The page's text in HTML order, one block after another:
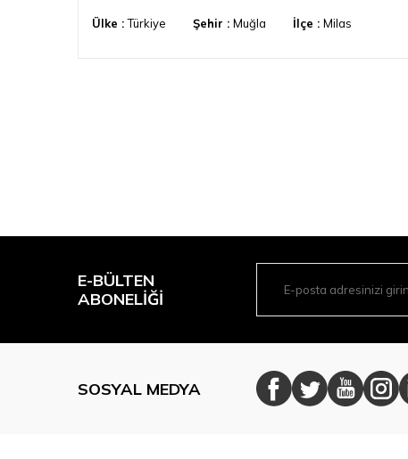
Ülke :Türkiye Şehir : Muğla İlçe : Milas
E-BÜLTEN
ABONELIĞI
SOSYAL MEDYA